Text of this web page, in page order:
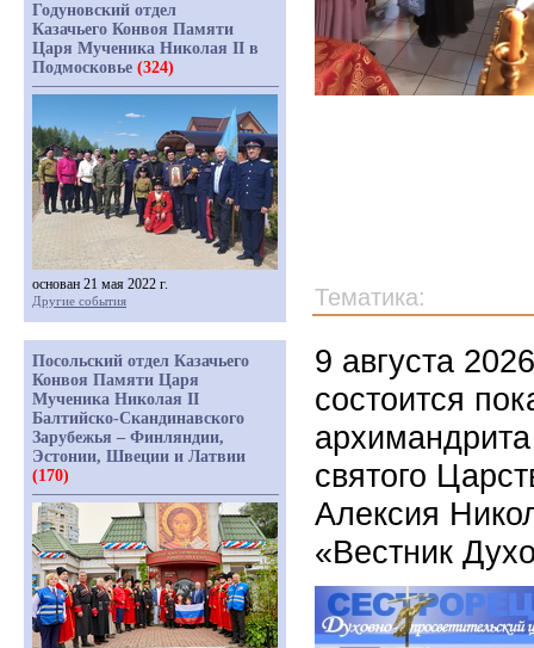
Тематика:
9 августа
состоится
святого
Алексия
«Вестник
Годуновский отдел
Казачьего Конвоя Памяти
Царя Мученика Николая II в
Подмосковье (324)
основан 21 мая 2022 г.
Другие события
Посольский отдел Казачьего
Конвоя Памяти Царя
Мученика Николая II
Балтийско-Скандинавского
Зарубежья – Финляндии,
Эстонии, Швеции и Латвии
(170)